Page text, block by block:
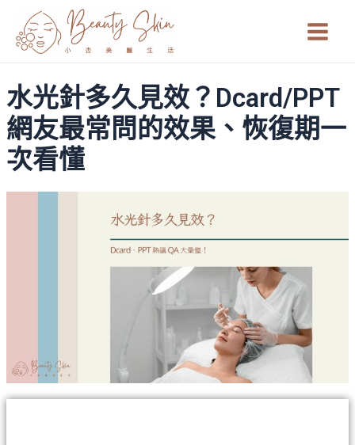
內
容
Main
水光針多久見效？Dcard/PPT
網友最常問的效果、恢復期一
次看懂